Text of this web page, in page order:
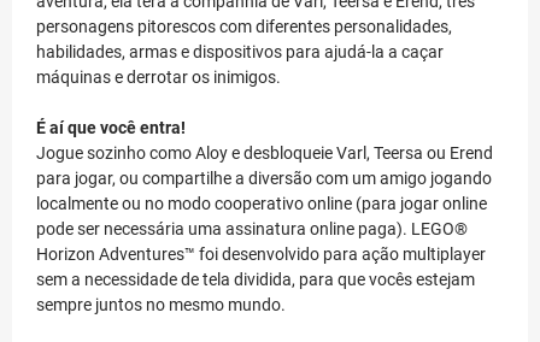
personagens pitorescos com diferentes personalidades,
habilidades, armas e dispositivos para ajudá-la a caçar
máquinas e derrotar os inimigos.
É aí que você entra!
Jogue sozinho como Aloy e desbloqueie Varl, Teersa ou Erend
para jogar, ou compartilhe a diversão com um amigo jogando
localmente ou no modo cooperativo online (para jogar online
pode ser necessária uma assinatura online paga). LEGO®
Horizon Adventures™ foi desenvolvido para ação multiplayer
sem a necessidade de tela dividida, para que vocês estejam
sempre juntos no mesmo mundo.